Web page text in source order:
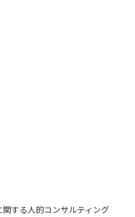
する人的コンサルティング